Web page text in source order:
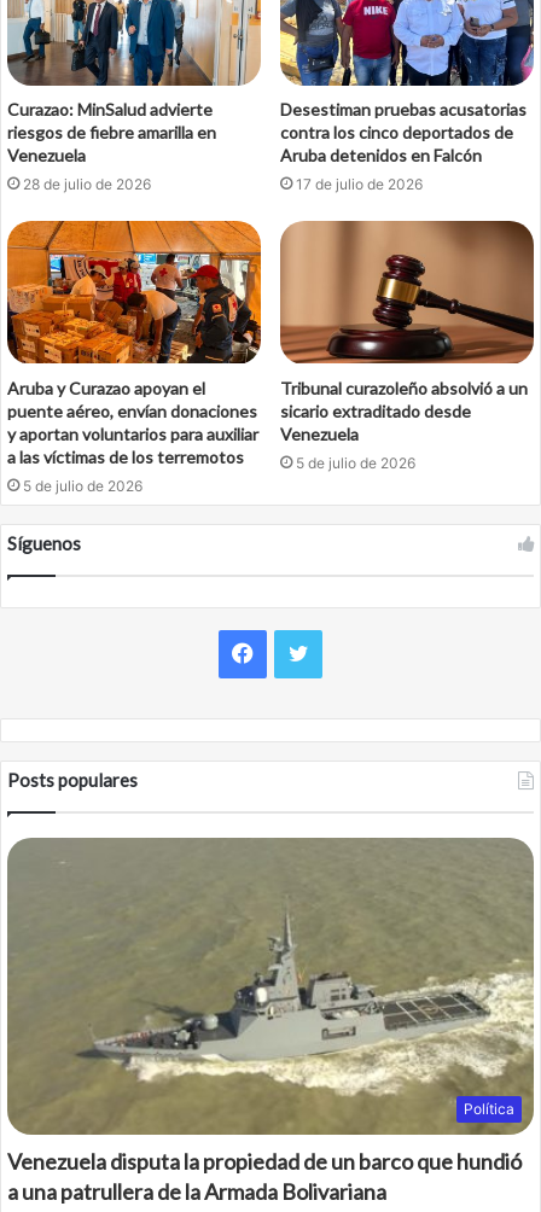
Curazao: MinSalud advierte
riesgos de fiebre amarilla en
Venezuela
28 de julio de 2026
Desestiman pruebas acusatorias
contra los cinco deportados de
Aruba detenidos en Falcón
17 de julio de 2026
Aruba y Curazao apoyan el
puente aéreo, envían donaciones
y aportan voluntarios para auxiliar
a las víctimas de los terremotos
5 de julio de 2026
Tribunal curazoleño absolvió a un
sicario extraditado desde
Venezuela
5 de julio de 2026
Síguenos
Facebook
Twitter
Posts populares
Política
Venezuela disputa la propiedad de un barco que hundió
a una patrullera de la Armada Bolivariana